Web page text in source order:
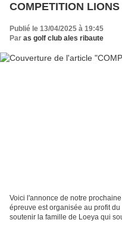
Publié le 13/04/2025 à 19:45
Par as golf club ales ribaute
Voici l'annonce de notre
épreuve est organisée au profit
soutenir la famille de Loeya qui